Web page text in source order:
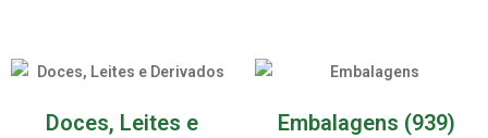
Doces, Leites e
Embalagens (939)